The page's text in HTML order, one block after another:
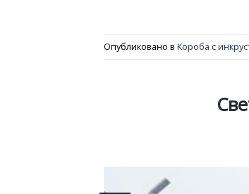
Опубликовано в Короба с